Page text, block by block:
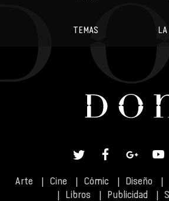
TEMAS LA
Arte Cine Cómic Diseño
Libros
Publicidad